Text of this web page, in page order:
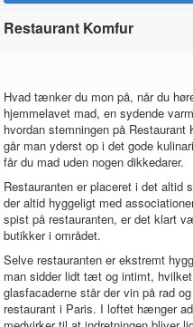
Restaurant Komfur
Hvad tænker du mon på, når du
hjemmelavet mad, en sydende
hvordan stemningen på Restaurant
går man yderst op i det gode
får du mad uden nogen dikkedarer.
Restauranten er placeret i det altid
der altid hyggeligt med
spist på restauranten, er det klart
butikker i området.
Selve restauranten er ekstremt
man sidder lidt tæt og intimt,
glasfacaderne står der vin på rad
restaurant i Paris. I loftet hænger